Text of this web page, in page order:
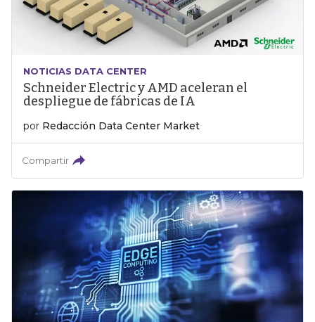
NOTICIAS DATA CENTER
Schneider Electric y AMD aceleran el
despliegue de fábricas de IA
por Redacción Data Center Market
Compartir